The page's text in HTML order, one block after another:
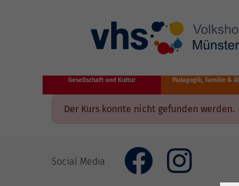
Gesellschaft und Kultur Pädagogik, Familie &
Der Kurs konnte nicht gefunden werden.
Social Media